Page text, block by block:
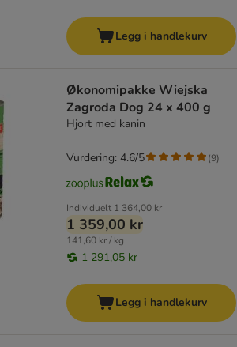
Legg i handlekurv
Økonomipakke Wiejska
Zagroda Dog 24 x 400 g
Hjort med kanin
Individuelt 1 364,00 kr
1 359,00 kr
141,60 kr / kg
1 291,05 kr
Vurdering: 4.6/5 (9)
Legg i handlekurv